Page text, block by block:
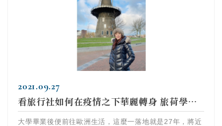
2021.09.27
看旅行社如何在疫情之下華麗轉身 旅荷學姊林婉叡Olga的...
大學畢業後便前往歐洲生活，這麼一落地就是27年，將近